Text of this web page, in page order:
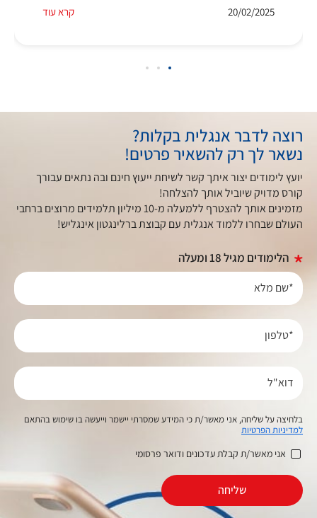
קרא עוד 20/02/2025
רוצה לדבר אנגלית בקלות?
נשאר לך רק להשאיר פרטים!
יועץ לימודים יצור איתך קשר לשיחת ייעוץ חינם ובה נתאים עבורך
קורס מדויק שיוביל אותך להצלחה!
מזמינים אותך להצטרף ללמעלה מ-10 מיליון תלמידים מרוצים ברחבי
העולם שבחרו ללמוד אנגלית עם קבוצת ברלינגטון אינגליש!
הלימודים מגיל 18 ומעלה
*שם מלא
*טלפון
דוא"ל
בלחיצה על שליחה, אני מאשר/ת כי המידע שמסרתי יישמר וייעשה בו שימוש בהתאם
למדיניות הפרטיות
אני מאשר/ת קבלת עדכונים ודואר פרסומי
שליחה